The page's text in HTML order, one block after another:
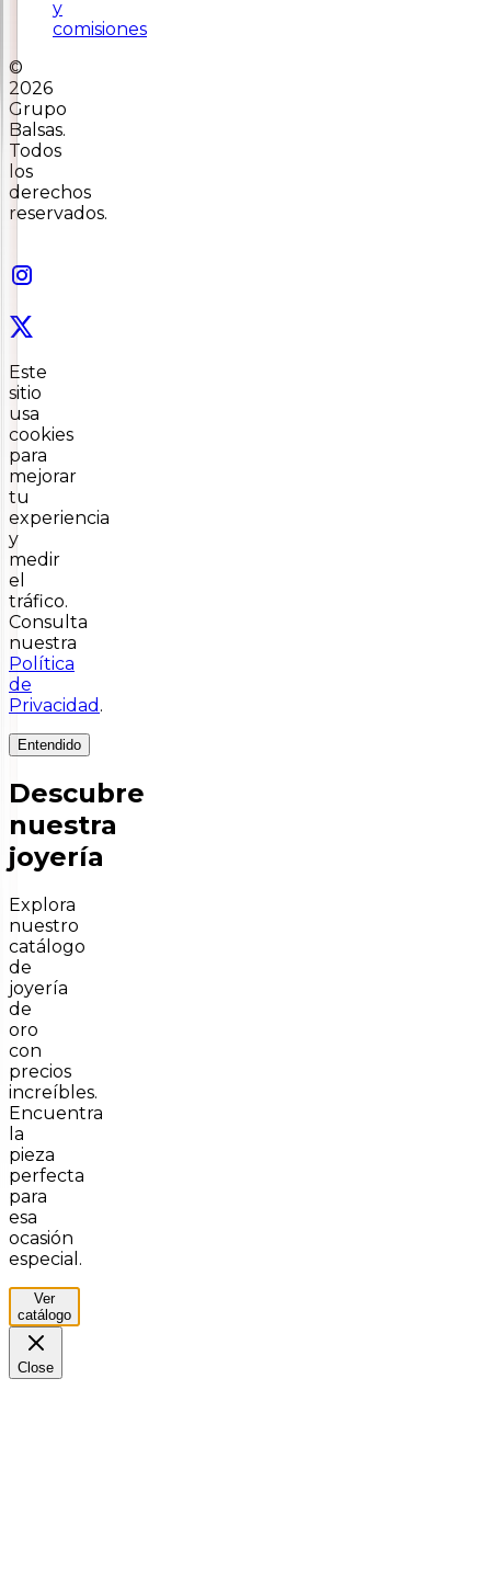
y
comisiones
©
2026
Grupo
Balsas.
Todos
los
derechos
reservados.
Este
sitio
usa
cookies
para
mejorar
tu
experiencia
y
medir
el
tráfico.
Consulta
nuestra
Política
de
Privacidad .
Entendido
Descubre
nuestra
joyería
Explora
nuestro
catálogo
de
joyería
de
oro
con
precios
increíbles.
Encuentra
la
pieza
perfecta
para
esa
ocasión
especial.
Ver
catálogo
Close